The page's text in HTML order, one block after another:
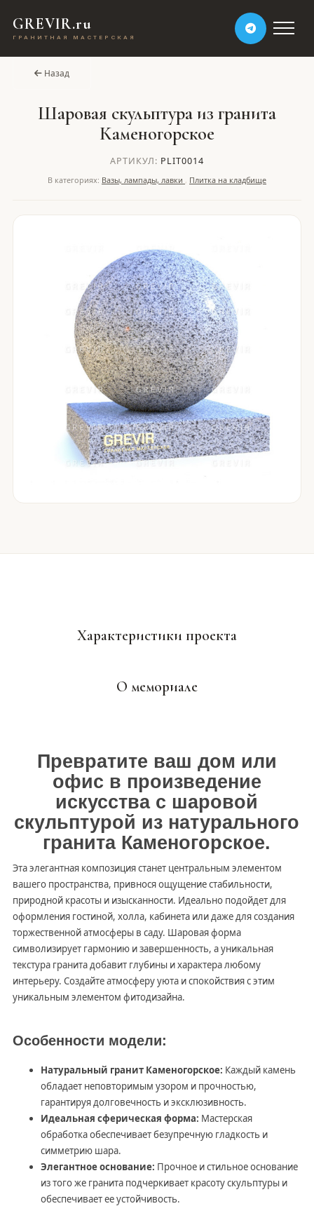
GREVIR.ru
ГРАНИТНАЯ МАСТЕРСКАЯ
Назад
Шаровая скульптура из гранита
Каменогорское
АРТИКУЛ: PLIT0014
В категориях: Вазы, лампады, лавки , Плитка на кладбище
Характеристики проекта
О мемориале
Превратите ваш дом или
офис в произведение
искусства с шаровой
скульптурой из натурального
гранита Каменогорское.
Эта элегантная композиция станет центральным элементом
вашего пространства, привнося ощущение стабильности,
природной красоты и изысканности. Идеально подойдет для
оформления гостиной, холла, кабинета или даже для создания
торжественной атмосферы в саду. Шаровая форма
символизирует гармонию и завершенность, а уникальная
текстура гранита добавит глубины и характера любому
интерьеру. Создайте атмосферу уюта и спокойствия с этим
уникальным элементом фитодизайна.
Особенности модели:
Натуральный гранит Каменогорское: Каждый камень
обладает неповторимым узором и прочностью,
гарантируя долговечность и эксклюзивность.
Идеальная сферическая форма: Мастерская
обработка обеспечивает безупречную гладкость и
симметрию шара.
Элегантное основание: Прочное и стильное основание
из того же гранита подчеркивает красоту скульптуры и
обеспечивает ее устойчивость.